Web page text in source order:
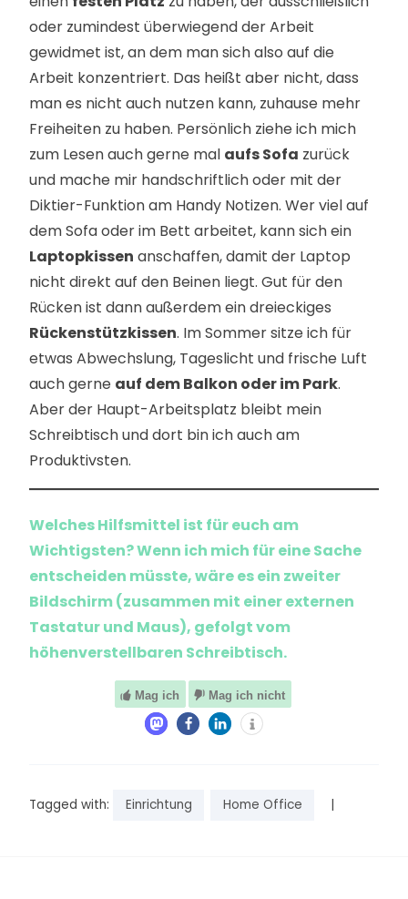
oder zumindest überwiegend der Arbeit
gewidmet ist, an dem man sich also auf die
Arbeit konzentriert. Das heißt aber nicht, dass
man es nicht auch nutzen kann, zuhause mehr
Freiheiten zu haben. Persönlich ziehe ich mich
zum Lesen auch gerne mal aufs Sofa zurück
und mache mir handschriftlich oder mit der
Diktier-Funktion am Handy Notizen. Wer viel auf
dem Sofa oder im Bett arbeitet, kann sich ein
Laptopkissen anschaffen, damit der Laptop
nicht direkt auf den Beinen liegt. Gut für den
Rücken ist dann außerdem ein dreieckiges
Rückenstützkissen. Im Sommer sitze ich für
etwas Abwechslung, Tageslicht und frische Luft
auch gerne auf dem Balkon oder im Park.
Aber der Haupt-Arbeitsplatz bleibt mein
Schreibtisch und dort bin ich auch am
Produktivsten.
Welches Hilfsmittel ist für euch am
Wichtigsten? Wenn ich mich für eine Sache
entscheiden müsste, wäre es ein zweiter
Bildschirm (zusammen mit einer externen
Tastatur und Maus), gefolgt vom
höhenverstellbaren Schreibtisch.
Mag ich Mag ich nicht
Tagged with: Einrichtung Home Office